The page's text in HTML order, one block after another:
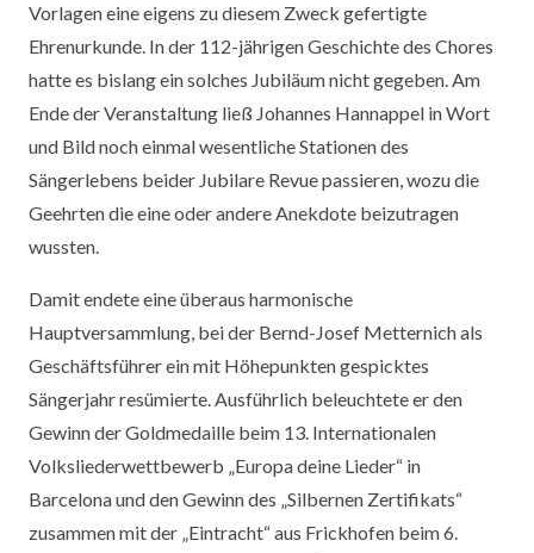
Vorlagen eine eigens zu diesem Zweck gefertigte
Ehrenurkunde. In der 112-jährigen Geschichte des Chores
hatte es bislang ein solches Jubiläum nicht gegeben. Am
Ende der Veranstaltung ließ Johannes Hannappel in Wort
und Bild noch einmal wesentliche Stationen des
Sängerlebens beider Jubilare Revue passieren, wozu die
Geehrten die eine oder andere Anekdote beizutragen
wussten.
Damit endete eine überaus harmonische
Hauptversammlung, bei der Bernd-Josef Metternich als
Geschäftsführer ein mit Höhepunkten gespicktes
Sängerjahr resümierte. Ausführlich beleuchtete er den
Gewinn der Goldmedaille beim 13. Internationalen
Volksliederwettbewerb „Europa deine Lieder“ in
Barcelona und den Gewinn des „Silbernen Zertifikats“
zusammen mit der „Eintracht“ aus Frickhofen beim 6.